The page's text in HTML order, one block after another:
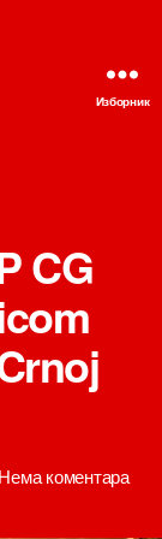
Изборник
CG
Нема коментарана